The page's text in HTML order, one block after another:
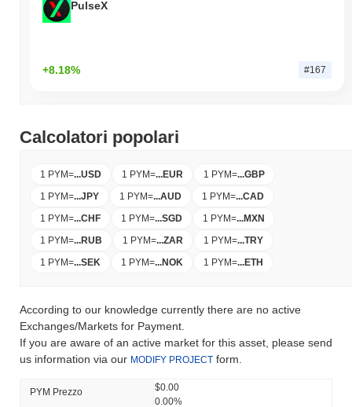
PulseX
+8.18% #167
Calcolatori popolari
1 PYM=...USD 1 PYM=...EUR 1 PYM=...GBP
1 PYM=...JPY 1 PYM=...AUD 1 PYM=...CAD
1 PYM=...CHF 1 PYM=...SGD 1 PYM=...MXN
1 PYM=...RUB 1 PYM=...ZAR 1 PYM=...TRY
1 PYM=...SEK 1 PYM=...NOK 1 PYM=...ETH
According to our knowledge currently there are no active
Exchanges/Markets for Payment.
If you are aware of an active market for this asset, please send
us information via our MODIFY PROJECT form.
PYM Prezzo
$0.00
0.00%